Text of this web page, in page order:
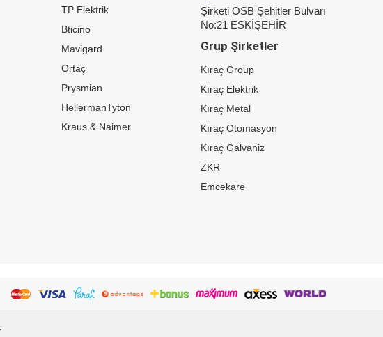
TP Elektrik
Bticino
Mavigard
Ortaç
Prysmian
HellermanTyton
Kraus & Naimer
Şirketi OSB Şehitler Bulvarı
No:21 ESKİŞEHİR
Grup Şirketler
Kıraç Group
Kıraç Elektrik
Kıraç Metal
Kıraç Otomasyon
Kıraç Galvaniz
ZKR
Emcekare